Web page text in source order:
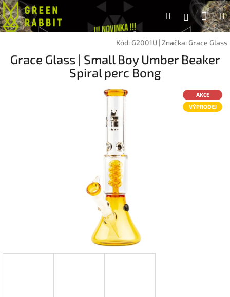
Přejít
na
obsah
Hledat
Kód: G2001U |Značka: Grace Glass
Grace Glass | Small Boy Umber Beaker
Spiral perc Bong
AKCE
VÝPRODEJ